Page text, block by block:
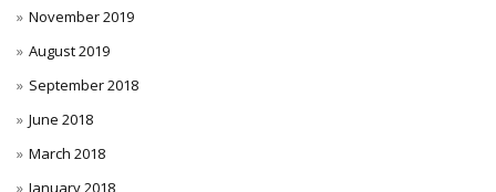
November 2019
August 2019
September 2018
June 2018
March 2018
January 2018